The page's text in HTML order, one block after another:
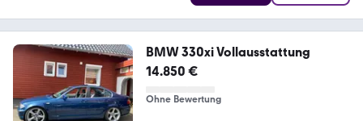
BMW 330xi Vollausstattung
14.850 €
Ohne Bewertung